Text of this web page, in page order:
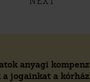
anyagi
jogainkat a